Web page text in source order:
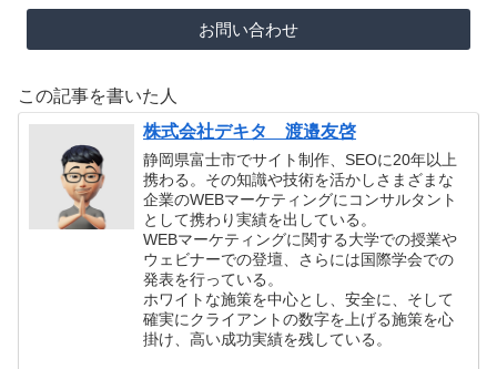
お問い合わせ
この記事を書いた人
株式会社デキタ 渡邉友啓
静岡県富士市でサイト制作、SEOに20年以上
携わる。その知識や技術を活かしさまざまな
企業のWEBマーケティングにコンサルタント
として携わり実績を出している。
WEBマーケティングに関する大学での授業や
ウェビナーでの登壇、さらには国際学会での
発表を行っている。
ホワイトな施策を中心とし、安全に、そして
確実にクライアントの数字を上げる施策を心
掛け、高い成功実績を残している。